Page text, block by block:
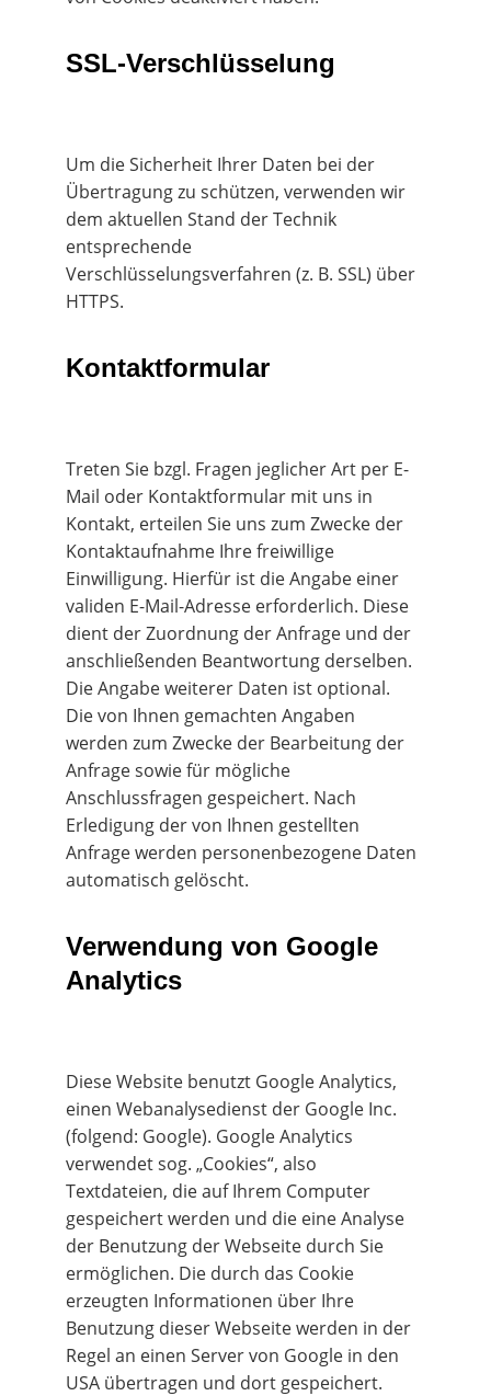
SSL-Verschlüsselung
Um die Sicherheit Ihrer Daten bei der
Übertragung zu schützen, verwenden wir
dem aktuellen Stand der Technik
entsprechende
Verschlüsselungsverfahren (z. B. SSL) über
HTTPS.
Kontaktformular
Treten Sie bzgl. Fragen jeglicher Art per E-
Mail oder Kontaktformular mit uns in
Kontakt, erteilen Sie uns zum Zwecke der
Kontaktaufnahme Ihre freiwillige
Einwilligung. Hierfür ist die Angabe einer
validen E-Mail-Adresse erforderlich. Diese
dient der Zuordnung der Anfrage und der
anschließenden Beantwortung derselben.
Die Angabe weiterer Daten ist optional.
Die von Ihnen gemachten Angaben
werden zum Zwecke der Bearbeitung der
Anfrage sowie für mögliche
Anschlussfragen gespeichert. Nach
Erledigung der von Ihnen gestellten
Anfrage werden personenbezogene Daten
automatisch gelöscht.
Verwendung von Google
Analytics
Diese Website benutzt Google Analytics,
einen Webanalysedienst der Google Inc.
(folgend: Google). Google Analytics
verwendet sog. „Cookies“, also
Textdateien, die auf Ihrem Computer
gespeichert werden und die eine Analyse
der Benutzung der Webseite durch Sie
ermöglichen. Die durch das Cookie
erzeugten Informationen über Ihre
Benutzung dieser Webseite werden in der
Regel an einen Server von Google in den
USA übertragen und dort gespeichert.